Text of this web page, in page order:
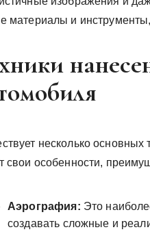
материалы и
несколько основных
свои особенности,
Аэрография: Это
создавать сложные и